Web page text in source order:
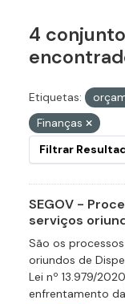
4
Etiquetas:
Finanças
Filtrar
SEGOV -
serviços
São os
oriundos de
Lei nº 13.979/
enfrentamento